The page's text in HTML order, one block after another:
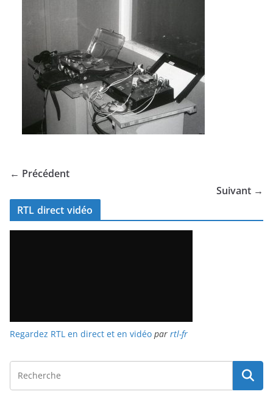
← Précédent
Suivant →
RTL direct vidéo
Regardez RTL en direct et en vidéo par rtl-fr